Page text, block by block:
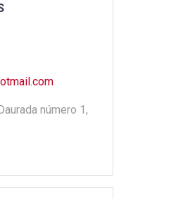
número 1,